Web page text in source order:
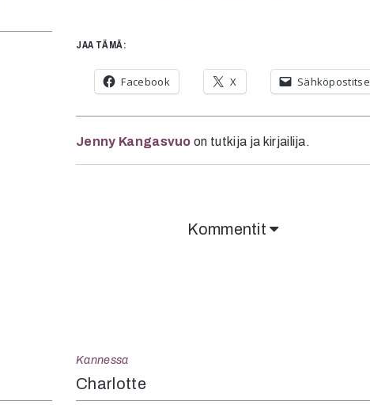
JAA TÄMÄ:
Facebook X Sähköpostitse
Jenny Kangasvuo on tutkija ja kirjailija.
Kommentit
Kannessa
Charlotte